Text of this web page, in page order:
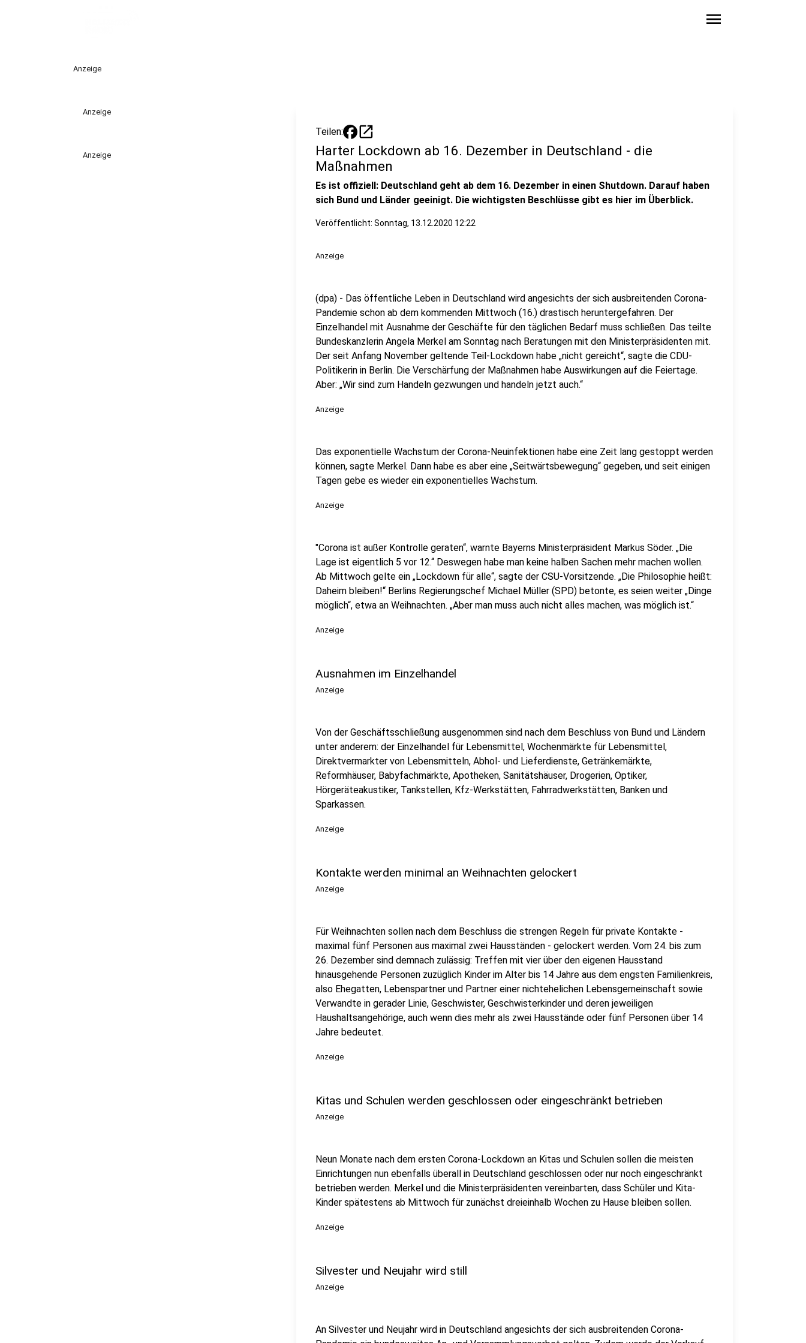
menu
Anzeige
Anzeige
Anzeige
Teilen: open_in_new
Harter Lockdown ab 16. Dezember in Deutschland - die
Maßnahmen
Es ist offiziell: Deutschland geht ab dem 16. Dezember in einen Shutdown. Darauf haben
sich Bund und Länder geeinigt. Die wichtigsten Beschlüsse gibt es hier im Überblick.
Veröffentlicht: Sonntag, 13.12.2020 12:22
Anzeige
(dpa) - Das öffentliche Leben in Deutschland wird angesichts der sich ausbreitenden Corona-
Pandemie schon ab dem kommenden Mittwoch (16.) drastisch heruntergefahren. Der
Einzelhandel mit Ausnahme der Geschäfte für den täglichen Bedarf muss schließen. Das teilte
Bundeskanzlerin Angela Merkel am Sonntag nach Beratungen mit den Ministerpräsidenten mit.
Der seit Anfang November geltende Teil-Lockdown habe „nicht gereicht“, sagte die CDU-
Politikerin in Berlin. Die Verschärfung der Maßnahmen habe Auswirkungen auf die Feiertage.
Aber: „Wir sind zum Handeln gezwungen und handeln jetzt auch.“
Anzeige
Das exponentielle Wachstum der Corona-Neuinfektionen habe eine Zeit lang gestoppt werden
können, sagte Merkel. Dann habe es aber eine „Seitwärtsbewegung“ gegeben, und seit einigen
Tagen gebe es wieder ein exponentielles Wachstum.
Anzeige
"Corona ist außer Kontrolle geraten“, warnte Bayerns Ministerpräsident Markus Söder. „Die
Lage ist eigentlich 5 vor 12.“ Deswegen habe man keine halben Sachen mehr machen wollen.
Ab Mittwoch gelte ein „Lockdown für alle“, sagte der CSU-Vorsitzende. „Die Philosophie heißt:
Daheim bleiben!“ Berlins Regierungschef Michael Müller (SPD) betonte, es seien weiter „Dinge
möglich“, etwa an Weihnachten. „Aber man muss auch nicht alles machen, was möglich ist.“
Anzeige
Ausnahmen im Einzelhandel
Anzeige
Von der Geschäftsschließung ausgenommen sind nach dem Beschluss von Bund und Ländern
unter anderem: der Einzelhandel für Lebensmittel, Wochenmärkte für Lebensmittel,
Direktvermarkter von Lebensmitteln, Abhol- und Lieferdienste, Getränkemärkte,
Reformhäuser, Babyfachmärkte, Apotheken, Sanitätshäuser, Drogerien, Optiker,
Hörgeräteakustiker, Tankstellen, Kfz-Werkstätten, Fahrradwerkstätten, Banken und
Sparkassen.
Anzeige
Kontakte werden minimal an Weihnachten gelockert
Anzeige
Für Weihnachten sollen nach dem Beschluss die strengen Regeln für private Kontakte -
maximal fünf Personen aus maximal zwei Hausständen - gelockert werden. Vom 24. bis zum
26. Dezember sind demnach zulässig: Treffen mit vier über den eigenen Hausstand
hinausgehende Personen zuzüglich Kinder im Alter bis 14 Jahre aus dem engsten Familienkreis,
also Ehegatten, Lebenspartner und Partner einer nichtehelichen Lebensgemeinschaft sowie
Verwandte in gerader Linie, Geschwister, Geschwisterkinder und deren jeweiligen
Haushaltsangehörige, auch wenn dies mehr als zwei Hausstände oder fünf Personen über 14
Jahre bedeutet.
Anzeige
Kitas und Schulen werden geschlossen oder eingeschränkt betrieben
Anzeige
Neun Monate nach dem ersten Corona-Lockdown an Kitas und Schulen sollen die meisten
Einrichtungen nun ebenfalls überall in Deutschland geschlossen oder nur noch eingeschränkt
betrieben werden. Merkel und die Ministerpräsidenten vereinbarten, dass Schüler und Kita-
Kinder spätestens ab Mittwoch für zunächst dreieinhalb Wochen zu Hause bleiben sollen.
Anzeige
Silvester und Neujahr wird still
Anzeige
An Silvester und Neujahr wird in Deutschland angesichts der sich ausbreitenden Corona-